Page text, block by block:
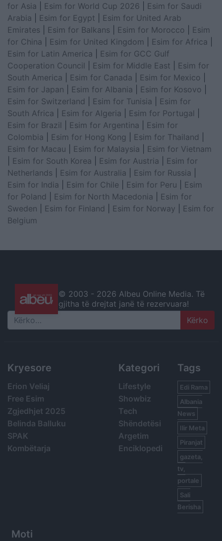
for Asia
Esim for World Cup 2026
Esim for Saudi
Arabia
Esim for Egypt
Esim for United Arab
Emirates
Esim for Balkans Esim for Morocco
Esim
for China
Esim for United Kingdom Esim for Africa
Esim for Latin America
Esim for GCC Gulf
Cooperation Council
Esim for Middle East
Esim for
South America
Esim for Canada Esim for Mexico
Esim for Japan
Esim for Albania Esim for Kosovo
Esim for Switzerland
Esim for Tunisia
Esim for
South Africa
Esim for Algeria Esim for Portugal
Esim for Brazil
Esim for Argentina
Esim for
Colombia
Esim for Hong Kong Esim for Thailand
Esim for Macau
Esim for Malaysia
Esim for Vietnam
Esim for South Korea Esim for Austria
Esim for
Netherlands
Esim for Australia Esim for Russia
Esim for India
Esim for Chile Esim for Peru
Esim
for Poland
Esim for North Macedonia
Esim for
Sweden
Esim for Finland Esim for Norway
Esim for
Belgium
© 2003 - 2026 Albeu Online Media. Të
gjitha të drejtat janë të rezervuara!
Search
Kryesore
Erion Veliaj
Free Esim
Zgjedhjet 2025
Belinda Balluku
SPAK
Kombëtarja
Kategori
Lifestyle
Showbiz
Tech
Shëndetësi
Argetim
Enciklopedi
Tags
Edi Rama
Albania
News
Ilir Meta
Piranjat
gazeta,
tv,
portale
Sali
Berisha
Moti